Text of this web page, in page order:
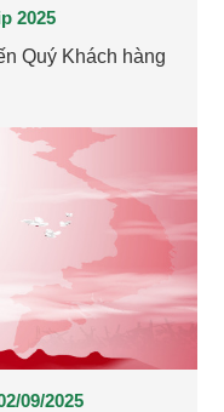
2025
Quý Khách hàng
09/2025